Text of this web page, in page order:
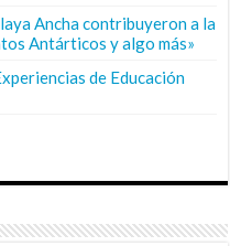
Ancha contribuyeron a la
Antárticos y algo más»
de Educación